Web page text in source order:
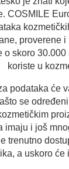
COSMILE
proverene
o skoro
koriste u
podataka će
se
imaju i još
trenutno
a uskoro će